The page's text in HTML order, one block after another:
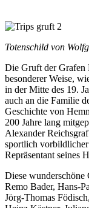
Totenschild von
Die Gruft der Grafen
besonderer Weise,
in der Mitte des 19.
auch an die Familie
Geschichte von
200 Jahre lang
Alexander
sportlich
Repräsentant seines
Diese wunderschöne
Remo Bader, Hans-
Jörg-Thomas